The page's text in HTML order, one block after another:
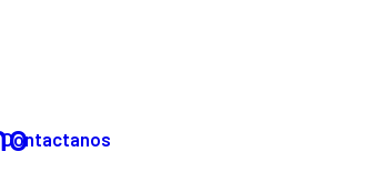
Contactanos